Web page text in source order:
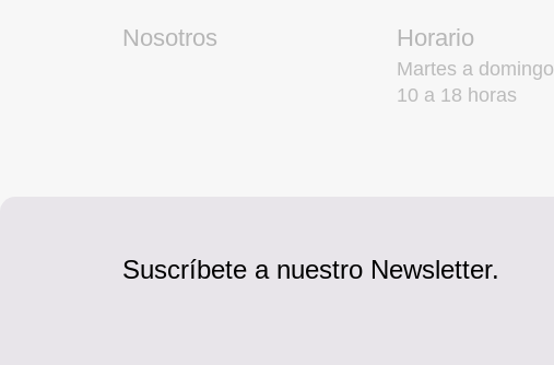
Nosotros Horario
Martes a domingo
10 a 18 horas
Suscríbete a nuestro Newsletter.